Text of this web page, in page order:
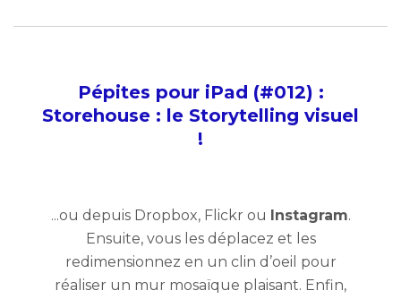
Pépites pour iPad (#012) :
Storehouse : le Storytelling visuel
!
...ou depuis Dropbox, Flickr ou Instagram.
Ensuite, vous les déplacez et les
redimensionnez en un clin d’oeil pour
réaliser un mur mosaïque plaisant. Enfin,